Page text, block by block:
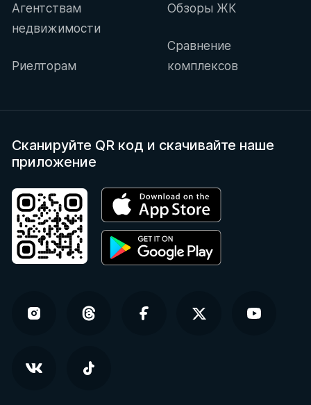
Агентствам
недвижимости
Риелторам
Обзоры ЖК
Сравнение
комплексов
Сканируйте QR код и скачивайте наше
приложение